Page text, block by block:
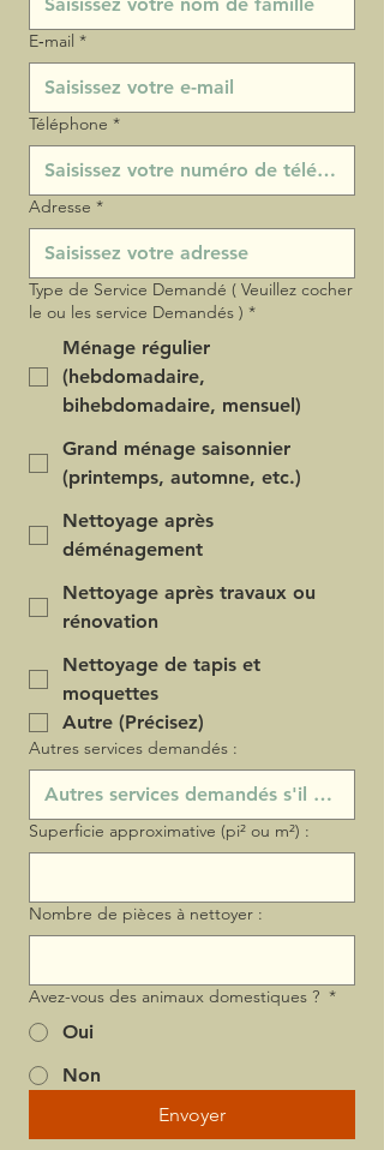
E‑mail *
Téléphone *
Adresse *
Type de Service Demandé ( Veuillez cocher
le ou les service Demandés ) *
Ménage régulier
(hebdomadaire,
bihebdomadaire, mensuel)
Grand ménage saisonnier
(printemps, automne, etc.)
Nettoyage après
déménagement
Nettoyage après travaux ou
rénovation
Nettoyage de tapis et
moquettes
Autre (Précisez)
Autres services demandés :
Superficie approximative (pi² ou m²) :
Nombre de pièces à nettoyer :
Avez-vous des animaux domestiques ? *
Oui
Non
Envoyer